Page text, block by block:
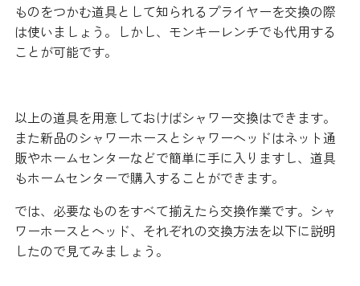
ものをつかむ道具として知られるプライヤーを交換の際
は使いましょう。しかし、モンキーレンチでも代用する
ことが可能です。
以上の道具を用意しておけばシャワー交換はできます。
また新品のシャワーホースとシャワーヘッドはネット通
販やホームセンターなどで簡単に手に入りますし、道具
もホームセンターで購入することができます。
では、必要なものをすべて揃えたら交換作業です。シャ
ワーホースとヘッド、それぞれの交換方法を以下に説明
したので見てみましょう。